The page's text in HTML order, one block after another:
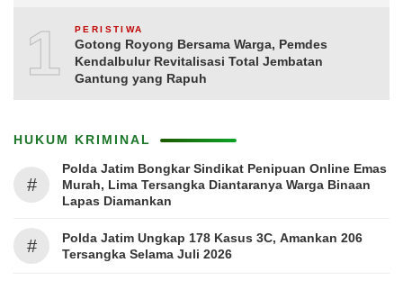
10PERISTIWA
Gotong Royong Bersama Warga, Pemdes
Kendalbulur Revitalisasi Total Jembatan
Gantung yang Rapuh
HUKUM KRIMINAL
#
Polda Jatim Bongkar Sindikat Penipuan Online Emas
Murah, Lima Tersangka Diantaranya Warga Binaan
Lapas Diamankan
#
Polda Jatim Ungkap 178 Kasus 3C, Amankan 206
Tersangka Selama Juli 2026